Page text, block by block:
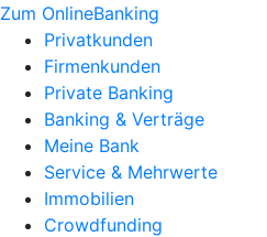
Zum OnlineBanking
Privatkunden
Firmenkunden
Private Banking
Banking & Verträge
Meine Bank
Service & Mehrwerte
Immobilien
Crowdfunding